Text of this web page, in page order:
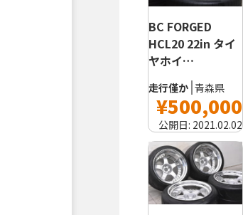
BC FORGED
HCL20 22in タイ
ヤホイ…
走行僅か 青森県
¥500,000
公開日: 2021.02.02